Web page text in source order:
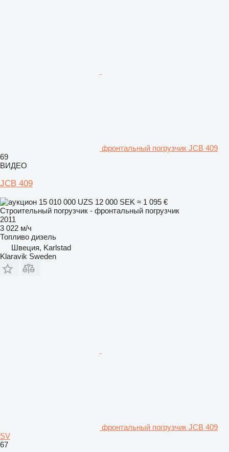
фронтальный погрузчик JCB 409
69
ВИДЕО
JCB 409
15 010 000 UZS 12 000 SEK ≈ 1 095 €
Строительный погрузчик - фронтальный погрузчик
2011
3 022 м/ч
Топливо дизель
Швеция, Karlstad
Klaravik Sweden
фронтальный погрузчик JCB 409
SV
67